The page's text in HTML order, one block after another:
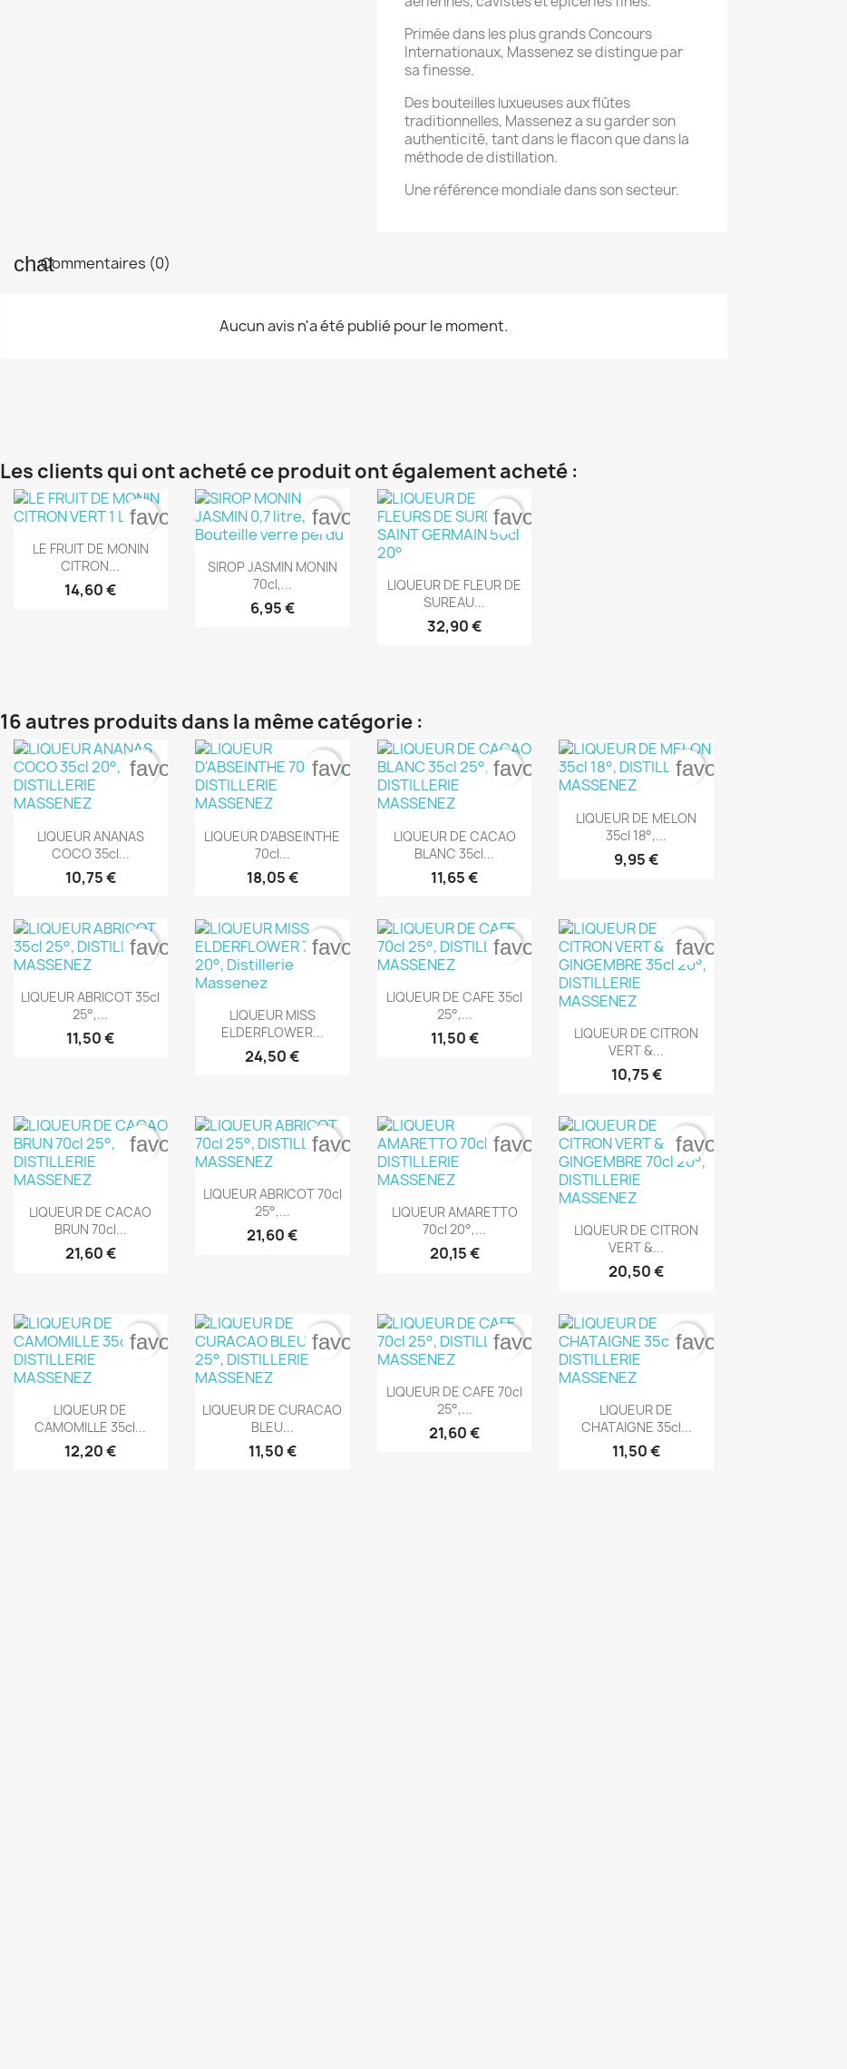
Primée dans les plus grands Concours
Internationaux, Massenez se distingue par
sa finesse.
Des bouteilles luxueuses aux flûtes
traditionnelles, Massenez a su garder son
authenticité, tant dans le flacon que dans la
méthode de distillation.
Une référence mondiale dans son secteur.
Commentaires (0)
Aucun avis n'a été publié pour le moment.
Les clients qui ont acheté ce produit ont également acheté :
 Aperçu rapide
LE FRUIT DE MONIN
CITRON...
14,60 €
favorite_border
 Aperçu rapide
SIROP JASMIN MONIN
70cl,...
6,95 €
favorite_border
 Aperçu rapide
LIQUEUR DE FLEUR DE
SUREAU...
32,90 €
favorite_border
16 autres produits dans la même catégorie :
 Aperçu rapide
LIQUEUR ANANAS
COCO 35cl...
10,75 €
favorite_border
 Aperçu rapide
LIQUEUR D'ABSEINTHE
70cl...
18,05 €
favorite_border
 Aperçu rapide
LIQUEUR DE CACAO
BLANC 35cl...
11,65 €
favorite_border
 Aperçu rapide
LIQUEUR DE MELON
35cl 18°,...
9,95 €
favorite_border
 Aperçu rapide
LIQUEUR ABRICOT 35cl
25°,...
11,50 €
favorite_border
Aperçu rapide
LIQUEUR MISS
ELDERFLOWER...
24,50 €
favorite_border
 Aperçu rapide
LIQUEUR DE CAFE 35cl
25°,...
11,50 €
favorite_border
 Aperçu rapide
LIQUEUR DE CITRON
VERT &...
10,75 €
favorite_border
 Aperçu rapide
LIQUEUR DE CACAO
BRUN 70cl...
21,60 €
favorite_border
 Aperçu rapide
LIQUEUR ABRICOT 70cl
25°,...
21,60 €
favorite_border
 Aperçu rapide
LIQUEUR AMARETTO
70cl 20°,...
20,15 €
favorite_border
 Aperçu rapide
LIQUEUR DE CITRON
VERT &...
20,50 €
favorite_border
Aperçu rapide
LIQUEUR DE
CAMOMILLE 35cl...
12,20 €
favorite_border
 Aperçu rapide
LIQUEUR DE CURACAO
BLEU...
11,50 €
favorite_border
 Aperçu rapide
LIQUEUR DE CAFE 70cl
25°,...
21,60 €
favorite_border
Aperçu rapide
LIQUEUR DE
CHATAIGNE 35cl...
11,50 €
favorite_border